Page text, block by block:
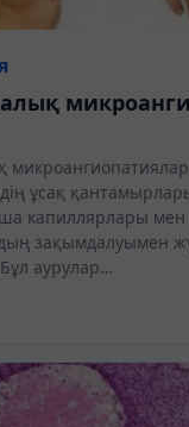
ұсақ
капиллярлары мен
зақымдалуымен
аурулар…